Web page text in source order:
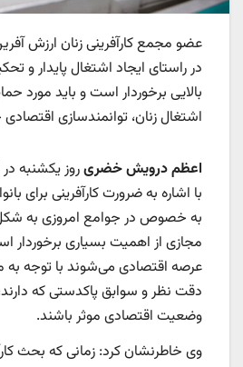
عضو مجمع کارآفرینی زنان ارزش
در راستای ایجاد اشتغال پایدار و
بالایی برخوردار است و باید مورد
اشتغال زنان، توانمندسازی
اعظم درویش خضریروز یکشنبه
با اشاره به ضرورت کارآفرینی برای
به خصوص در جوامع امروزی به
مجازی از اهمیت بسیاری برخوردار
عرصه اقتصادی می‌شوند با توجه
دقت نظر و سوابق پاکدستی که
وضعیت اقتصادی موثر باشند.
وی خاطرنشان کرد: زمانی که بحث